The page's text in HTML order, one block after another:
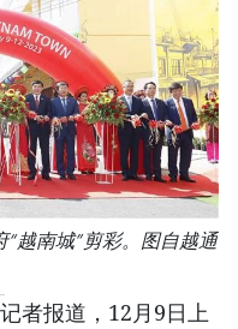
越南城”剪彩。图自越通
者报道，12月9日上